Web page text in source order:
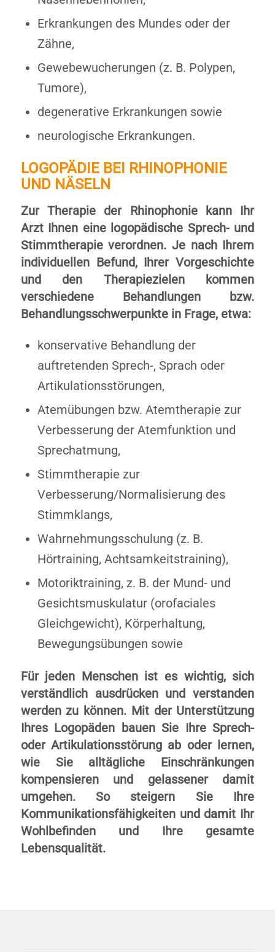
Erkrankungen des Mundes oder der
Zähne,
Gewebewucherungen (z. B. Polypen,
Tumore),
degenerative Erkrankungen sowie
neurologische Erkrankungen.
LOGOPÄDIE BEI RHINOPHONIE
UND NÄSELN
Zur Therapie der Rhinophonie kann Ihr
Arzt Ihnen eine logopädische Sprech- und
Stimmtherapie verordnen. Je nach Ihrem
individuellen Befund, Ihrer Vorgeschichte
und den Therapiezielen kommen
verschiedene Behandlungen bzw.
Behandlungsschwerpunkte in Frage, etwa:
konservative Behandlung der
auftretenden Sprech-, Sprach oder
Artikulationsstörungen,
Atemübungen bzw. Atemtherapie zur
Verbesserung der Atemfunktion und
Sprechatmung,
Stimmtherapie zur
Verbesserung/Normalisierung des
Stimmklangs,
Wahrnehmungsschulung (z. B.
Hörtraining, Achtsamkeitstraining),
Motoriktraining, z. B. der Mund- und
Gesichtsmuskulatur (orofaciales
Gleichgewicht), Körperhaltung,
Bewegungsübungen sowie
Für jeden Menschen ist es wichtig, sich
verständlich ausdrücken und verstanden
werden zu können. Mit der Unterstützung
Ihres Logopäden bauen Sie Ihre Sprech-
oder Artikulationsstörung ab oder lernen,
wie Sie alltägliche Einschränkungen
kompensieren und gelassener damit
umgehen. So steigern Sie Ihre
Kommunikationsfähigkeiten und damit Ihr
Wohlbefinden und Ihre gesamte
Lebensqualität.